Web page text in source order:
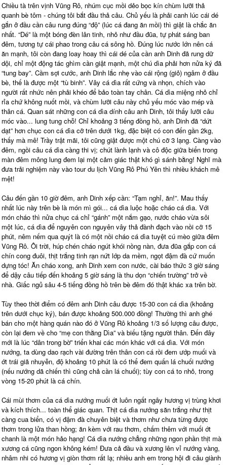
Chiều tà trên vịnh Vũng Rô, nhúm cục mồi dẻo bọc kín chùm lưỡi thả
quanh bè tôm - chúng tôi bắt đầu thả câu. Chủ yếu là phải canh lúc cái dé
gắn ở đầu cần câu rung đúng “độ” (lúc cá đang ăn mồi) thì giật là chắc ăn
nhất. “Dé” là một bóng đèn lân tinh, nhỏ như đầu đũa, tự phát sáng ban
đêm, tương tự cái phao trong câu cá sông hồ. Đúng lúc nước lớn nên cá
ăn mạnh, tôi còn đang loay hoay thì cái dé của cần anh Dinh đã rung dữ
dội, chỉ một động tác ghìm cần giật mạnh, một chú dìa phải hơn nửa ký đã
“tung bay”. Cầm sợi cước, anh Dinh lắc nhẹ vào cái rộng (giỏ) ngâm ở đầu
bè, thế là được một “tù binh”. Vây cá dìa rất cứng và nhọn, chích vào
người rất nhức nên phải khéo để bảo toàn tay chân. Cá dìa miệng nhỏ chỉ
rỉa chứ không nuốt mồi, và chùm lưỡi câu này chủ yếu móc vào mép và
thân cá. Quan sát những con cá dìa dính câu anh Dinh, tôi thấy lưỡi câu
móc vào... lung tung chỗ! Chỉ khoảng 3 tiếng đồng hồ, anh Dinh đã “dứt
dạt” hơn chục con cá dìa cỡ trên dưới 1kg, đặc biệt có con đến gần 2kg,
thấy mà mê! Trầy trật mãi, tôi cũng giật được một chú cỡ 3 lạng. Càng vào
đêm, ngồi câu cá dìa càng thi vị; chút lành lạnh và cô độc giữa biển trong
màn đêm mông lung đem lại một cảm giác thật khó gì sánh bằng! Nghĩ mà
đưa trải nghiệm này vào tour du lịch Vũng Rô Phú Yên thì nhiều khách mê
mệt!
Câu đến gần 10 giờ đêm, anh Dinh xếp cần: “Tạm nghỉ, ăn!”. Mau thấy
nhất lúc này trên bè là món mì gói... cá dìa luộc hoặc cháo cá dìa. Với
món cháo thì nửa chục cá chỉ “gánh” một nắm gạo, nước cháo vừa sôi
một lúc, cá dìa để nguyên con nguyên vây thả đành đạch vào nồi cỡ 15
phút, nêm nếm qua quýt là có một nồi cháo cá dìa tuyệt cú mèo giữa đêm
Vũng Rô. Ôi trời, húp chén cháo ngút khói nồng nàn, đưa đũa gắp con cá
chín cong đuôi, thịt trắng tinh rạn nứt lớp da mềm, ngọt đậm đà cứ muốn
dựng tóc! Ăn cháo xong, anh Dinh xem con nước, cài báo thức 3 giờ sáng
để dậy câu tiếp đến khoảng 5 giờ sáng là thu dọn “chiến trường” trở về
nhà. Giấc ngủ sâu 4-5 tiếng đồng hồ trên bè đêm đó thật khác xa trên bờ.
Tùy theo thời điểm có đêm anh Dinh câu được 15-30 con cá dìa (khoảng
trên dưới chục ký), bán được khoảng 500.000 đồng! Thường thì anh ghé
bán cho một hàng quán nào đó ở Vũng Rô khoảng 1/3 số lượng câu được,
còn lại đem về cho “mẹ con thằng Dìa” và biếu tặng người thân. Đến đây
mới là lúc “dân trong bờ” triển khai các món khác với cá dìa. Với món
nướng, ta dùng dao rạch vài đường trên thân con cá rồi đem ướp muối và
ớt trái giã nhuyễn, độ khoảng 10 phút là có thể đem quấn lá chuối nướng
(nếu nướng dã chiến thì cũng chả cần lá chuối); tùy con cá to nhỏ, trong
vòng 15-20 phút là cá chín.
Cái mùi thơm của cá dìa nướng muối ớt luôn ngất ngây hương vị trùng khơi
và kích thích... toàn thể giác quan. Thịt cá dìa nướng săn trắng như thịt
càng cua biển, có vị đậm đà chuyên biệt và thơm như chưa từng được
thơm trong lửa than hồng; ăn kèm với rau thơm, chấm thêm với muối ớt
chanh là một món hảo hạng! Cá dìa nướng chẳng những ngon phần thịt mà
xương cá cũng ngon không kém! Đưa cả đầu và xương lên vỉ nướng vàng,
nhâm nhi có hương vị giòn thơm rất lạ; nhiều anh em trong hội đi câu giành